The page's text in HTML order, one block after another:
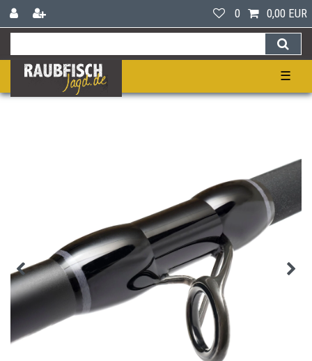
0 0,00 EUR
☰